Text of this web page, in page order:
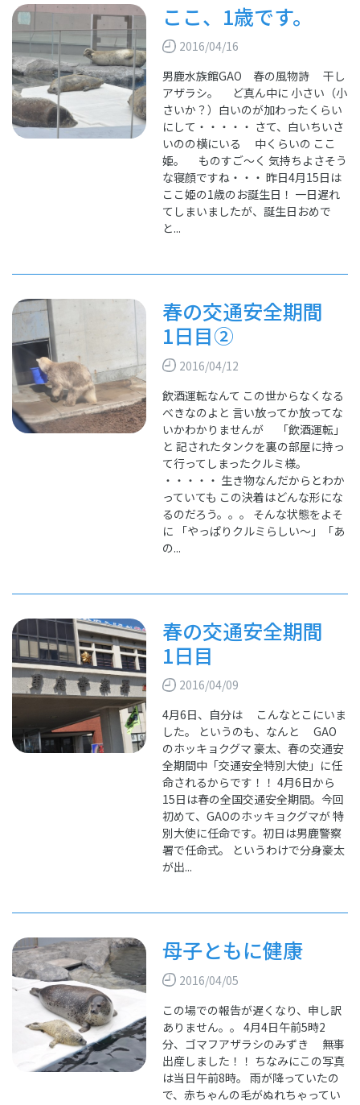
ここ、1歳です。
2016/04/16
男鹿水族館GAO 春の風物詩 干し
アザラシ。 ど真ん中に 小さい（小
さいか？）白いのが加わったくらい
にして・・・・・ さて、白いちいさ
いのの横にいる 中くらいの ここ
姫。 ものすご～く 気持ちよさそう
な寝顔ですね・・・ 昨日4月15日は
ここ姫の1歳のお誕生日！ 一日遅れ
てしまいましたが、誕生日おめで
と...
春の交通安全期間
1日目②
2016/04/12
飲酒運転なんて この世からなくなる
べきなのよと 言い放ってか放ってな
いかわかりませんが 「飲酒運転」
と 記されたタンクを裏の部屋に持っ
て行ってしまったクルミ様。
・・・・・ 生き物なんだからとわか
っていても この決着はどんな形にな
るのだろう。。。 そんな状態をよそ
に 「やっぱりクルミらしい～」「あ
の...
春の交通安全期間
1日目
2016/04/09
4月6日、自分は こんなとこにいま
した。 というのも、なんと GAO
のホッキョクグマ 豪太、春の交通安
全期間中「交通安全特別大使」に任
命されるからです！！ 4月6日から
15日は春の全国交通安全期間。今回
初めて、GAOのホッキョクグマが 特
別大使に任命です。初日は男鹿警察
署で任命式。 というわけで分身豪太
が出...
母子ともに健康
2016/04/05
この場での報告が遅くなり、申し訳
ありません。。 4月4日午前5時2
分、ゴマフアザラシのみずき 無事
出産しました！！ ちなみにこの写真
は当日午前8時。 雨が降っていたの
で、赤ちゃんの毛がぬれちゃってい